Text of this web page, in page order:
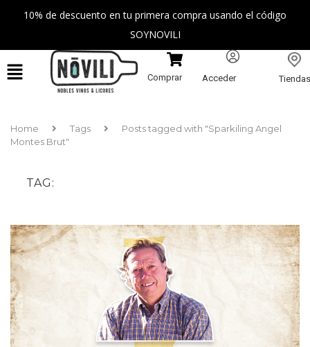
10% de descuento en tu primera compra usando el código
SOYNOVILI
Comprar Acceder Tiendas
Home Tags
Posts tagged with "Sparkiling Angel
Montes Brut"
TAG